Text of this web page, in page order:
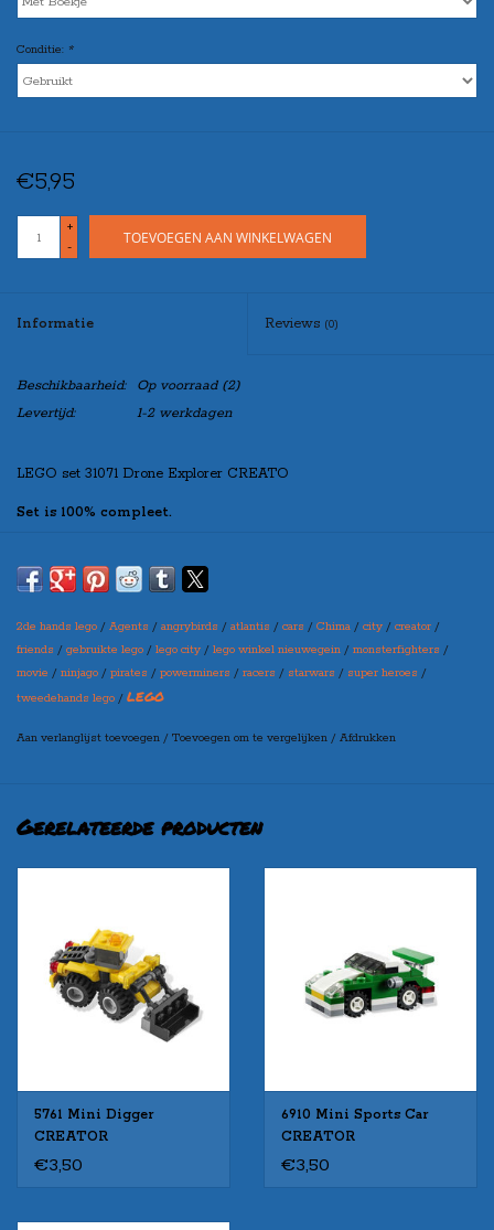
Conditie: *
€5,95
+
-
TOEVOEGEN AAN WINKELWAGEN
Informatie Reviews (0)
Beschikbaarheid: Op voorraad(2)
Levertijd:
1-2 werkdagen
LEGO set 31071 Drone Explorer CREATO
Set is 100% compleet.
in een blanco doos, zo kunt u de set toch leuk cadeau doen!
Maak bovenaan uw selectie in welke variant u de set wilt
ontvangen
(let op: er kan een prijswijziging ontstaan per variant)
2de hands lego / Agents / angrybirds / atlantis / cars / Chima / city / creator /
friends / gebruikte lego / lego city / lego winkel nieuwegein / monsterfighters /
movie / ninjago / pirates / powerminers / racers / starwars / super heroes /
tweedehands lego / LEGO
Aan verlanglijst toevoegen / Toevoegen om te vergelijken / Afdrukken
Gerelateerde producten
5761 Mini Digger
CREATOR
€3,50
6910 Mini Sports Car
CREATOR
€3,50